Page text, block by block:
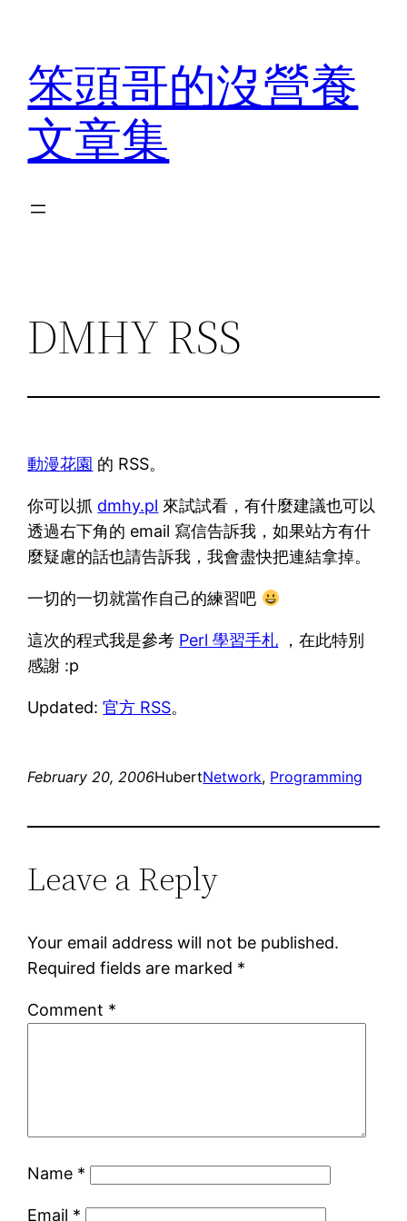
content
笨頭哥的沒營養
文章集
DMHY RSS
動漫花園 的 RSS。
你可以抓 dmhy.pl 來試試看，有什麼建議也可以
透過右下角的 email 寫信告訴我，如果站方有什
麼疑慮的話也請告訴我，我會盡快把連結拿掉。
一切的一切就當作自己的練習吧
這次的程式我是參考 Perl 學習手札 ，在此特別
感謝 :p
Updated:官方 RSS。
February 20, 2006HubertNetwork, Programming
Leave a Reply
Your email address will not be published.
Required fields are marked *
Comment *
Name *
Email *